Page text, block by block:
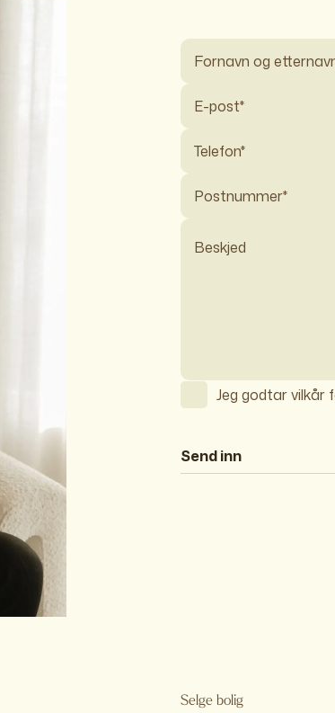
Jeg godtar vilkår
Send inn
Selge bolig